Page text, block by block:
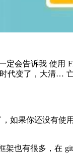
定会告诉我 使用
代变了，大清…
如果你还没有使
架也有很多，在